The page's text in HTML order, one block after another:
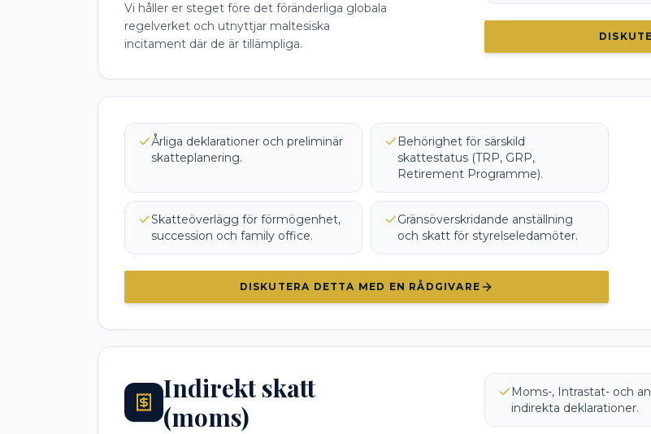
Vi håller er steget före det föränderliga globala
regelverket och utnyttjar maltesiska
incitament där de är tillämpliga.
Årliga deklarationer och preliminär
skatteplanering.
Behörighet för särskild
skattestatus (TRP, GRP,
Retirement Programme).
Skatteöverlägg för förmögenhet,
succession och family office.
Gränsöverskridande anställning
och skatt för styrelseledamöter.
DISKUTERA DETTA MED EN RÅDGIVARE
Indirekt skatt
(moms)
Moms-, Intrastat- och
indirekta deklarationer.